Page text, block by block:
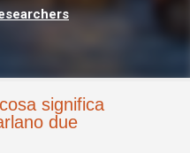
significa
due